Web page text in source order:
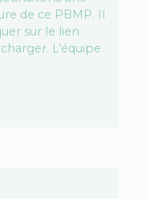
de ce PBMP. Il
sur le lien
L’équipe